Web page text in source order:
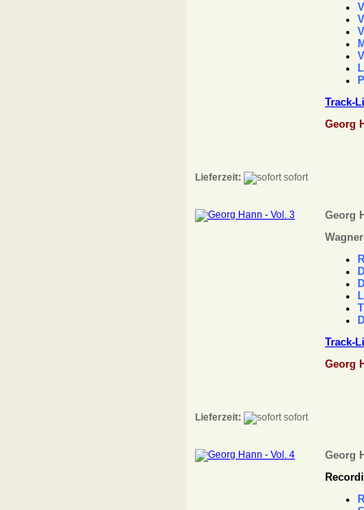
Track-
Georg
Lieferzeit: sofort
Georg
Track-
Georg
Lieferzeit: sofort
Georg